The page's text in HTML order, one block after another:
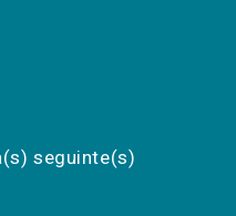
seguinte(s)